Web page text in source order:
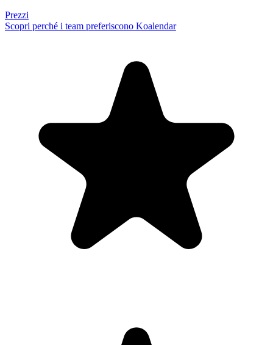
Prezzi
Scopri perché i team preferiscono Koalendar